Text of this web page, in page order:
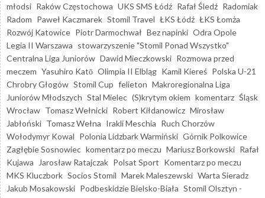
młodsi Raków Częstochowa UKS SMS Łódź Rafał Śledź Radomiak
Radom Paweł Kaczmarek Stomil Travel ŁKS Łódź ŁKS Łomża
Rozwój Katowice Piotr Darmochwał Bez napinki Odra Opole
Legia II Warszawa stowarzyszenie "Stomil Ponad Wszystko"
Centralna Liga Juniorów Dawid Mieczkowski Rozmowa przed
meczem Yasuhiro Katō Olimpia II Elbląg Kamil Kiereś Polska U-21
Chrobry Głogów Stomil Cup felieton Makroregionalna Liga
Juniorów Młodszych Stal Mielec (S)krytym okiem komentarz Śląsk
Wrocław Tomasz Wełnicki Robert Kiłdanowicz Mirosław
Jabłoński Tomasz Wełna Irakli Meschia Ruch Chorzów
Wołodymyr Kowal Polonia Lidzbark Warmiński Górnik Polkowice
Zagłębie Sosnowiec komentarz po meczu Mariusz Borkowski Rafał
Kujawa
Jarosław Ratajczak Polsat Sport Komentarz po meczu
MKS Kluczbork Socios Stomil Marek Maleszewski Warta Sieradz
Jakub Mosakowski Podbeskidzie Bielsko-Biała Stomil Olsztyn -